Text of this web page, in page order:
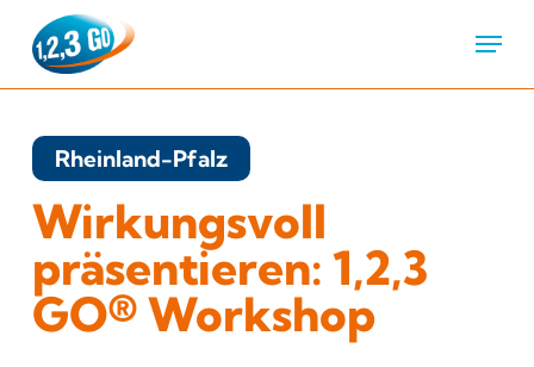
Menu
Rheinland-Pfalz
Wirkungsvoll
präsentieren: 1,2,3
GO® Workshop